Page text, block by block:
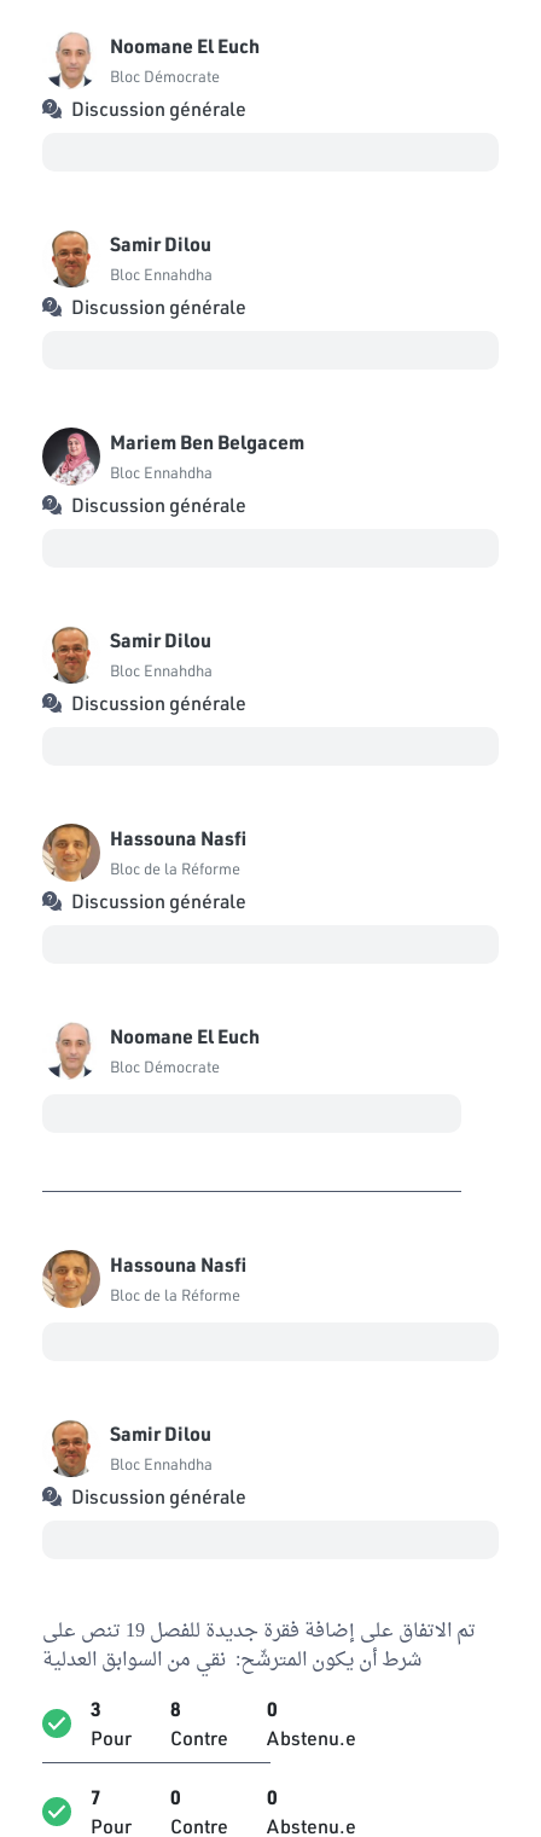
Noomane El Euch
Bloc Démocrate
Discussion générale
Samir Dilou
Bloc Ennahdha
Discussion générale
Mariem Ben Belgacem
Bloc Ennahdha
Discussion générale
Samir Dilou
Bloc Ennahdha
Discussion générale
Hassouna Nasfi
Bloc de la Réforme
Discussion générale
Noomane El Euch
Bloc Démocrate
Hassouna Nasfi
Bloc de la Réforme
Samir Dilou
Bloc Ennahdha
Discussion générale
تم الاتفاق على إضافة فقرة جديدة للفصل 19 تنص على
شرط أن يكون المترشّح: نقي من السوابق العدلية
3
Pour
8
Contre
0
Abstenu.e
7
Pour
0
Contre
0
Abstenu.e